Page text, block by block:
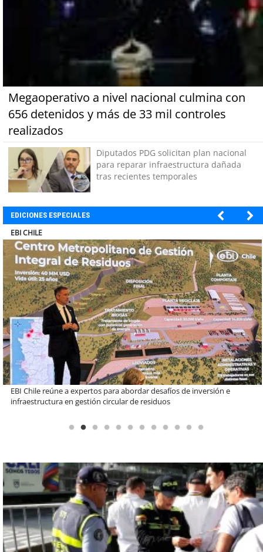
Megaoperativo a nivel nacional culmina con
656 detenidos y más de 33 mil controles
realizados
Diputados PDG solicitan plan nacional
para reparar infraestructura dañada
tras recientes temporales
EDICIONES ESPECIALES
SOPRAVAL
Más de 1.600 alumnos han sido parte de programa Súper Sano de
Sopraval en lo que va del año